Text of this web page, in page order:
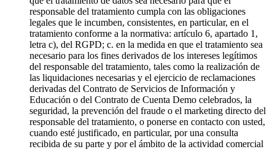
responsable del tratamiento cumpla con las obligaciones
legales que le incumben, consistentes, en particular, en el
tratamiento conforme a la normativa: artículo 6, apartado 1,
letra c), del RGPD; c. en la medida en que el tratamiento sea
necesario para los fines derivados de los intereses legítimos
del responsable del tratamiento, tales como la realización de
las liquidaciones necesarias y el ejercicio de reclamaciones
derivadas del Contrato de Servicios de Información y
Educación o del Contrato de Cuenta Demo celebrados, la
seguridad, la prevención del fraude o el marketing directo del
responsable del tratamiento, o ponerse en contacto con usted,
cuando esté justificado, en particular, por una consulta
recibida de su parte y por el ámbito de la actividad comercial